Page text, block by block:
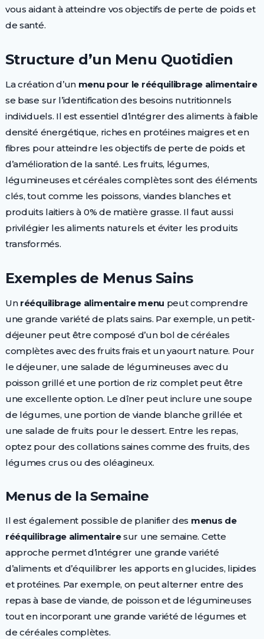
vous aidant à atteindre vos objectifs de perte de poids et
de santé.
Structure d’un Menu Quotidien
La création d’un menu pour le rééquilibrage alimentaire
se base sur l’identification des besoins nutritionnels
individuels. Il est essentiel d’intégrer des aliments à faible
densité énergétique, riches en protéines maigres et en
fibres pour atteindre les objectifs de perte de poids et
d’amélioration de la santé. Les fruits, légumes,
légumineuses et céréales complètes sont des éléments
clés, tout comme les poissons, viandes blanches et
produits laitiers à 0% de matière grasse. Il faut aussi
privilégier les aliments naturels et éviter les produits
transformés.
Exemples de Menus Sains
Un rééquilibrage alimentaire menu peut comprendre
une grande variété de plats sains. Par exemple, un petit-
déjeuner peut être composé d’un bol de céréales
complètes avec des fruits frais et un yaourt nature. Pour
le déjeuner, une salade de légumineuses avec du
poisson grillé et une portion de riz complet peut être
une excellente option. Le dîner peut inclure une soupe
de légumes, une portion de viande blanche grillée et
une salade de fruits pour le dessert. Entre les repas,
optez pour des collations saines comme des fruits, des
légumes crus ou des oléagineux.
Menus de la Semaine
Il est également possible de planifier des menus de
rééquilibrage alimentairesur une semaine. Cette
approche permet d’intégrer une grande variété
d’aliments et d’équilibrer les apports en glucides, lipides
et protéines. Par exemple, on peut alterner entre des
repas à base de viande, de poisson et de légumineuses
tout en incorporant une grande variété de légumes et
de céréales complètes.